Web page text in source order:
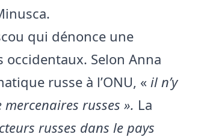
qui dénonce une
Selon Anna
russe à l’ONU, « il n’y
mercenaires russes ». La
russes dans le pays